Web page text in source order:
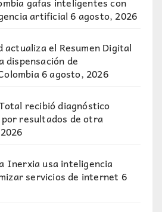
artificial 6 agosto, 2026
actualiza el Resumen Digital
dispensación de
6 agosto, 2026
recibió diagnóstico
resultados de otra
Inerxia usa inteligencia
servicios de internet 6